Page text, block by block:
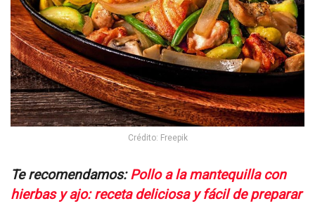
Crédito: Freepik
Te recomendamos:Pollo a la mantequilla con
hierbas y ajo: receta deliciosa y fácil de preparar